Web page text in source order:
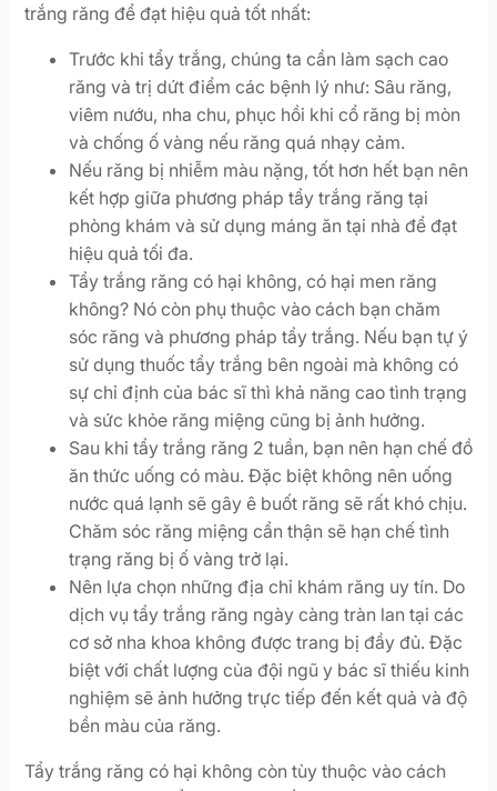
trắng răng để đạt hiệu quả tốt nhất:
Trước khi tẩy trắng, chúng ta cần làm sạch cao
răng và trị dứt điểm các bệnh lý như: Sâu răng,
viêm nướu, nha chu, phục hồi khi cổ răng bị mòn
và chống ố vàng nếu răng quá nhạy cảm.
Nếu răng bị nhiễm màu nặng, tốt hơn hết bạn nên
kết hợp giữa phương pháp tẩy trắng răng tại
phòng khám và sử dụng máng ăn tại nhà để đạt
hiệu quả tối đa.
Tẩy trắng răng có hại không, có hại men răng
không? Nó còn phụ thuộc vào cách bạn chăm
sóc răng và phương pháp tẩy trắng. Nếu bạn tự ý
sử dụng thuốc tẩy trắng bên ngoài mà không có
sự chỉ định của bác sĩ thì khả năng cao tình trạng
và sức khỏe răng miệng cũng bị ảnh hưởng.
Sau khi tẩy trắng răng 2 tuần, bạn nên hạn chế đồ
ăn thức uống có màu. Đặc biệt không nên uống
nước quá lạnh sẽ gây ê buốt răng sẽ rất khó chịu.
Chăm sóc răng miệng cẩn thận sẽ hạn chế tình
trạng răng bị ố vàng trở lại.
Nên lựa chọn những địa chỉ khám răng uy tín. Do
dịch vụ tẩy trắng răng ngày càng tràn lan tại các
cơ sở nha khoa không được trang bị đầy đủ. Đặc
biệt với chất lượng của đội ngũ y bác sĩ thiếu kinh
nghiệm sẽ ảnh hưởng trực tiếp đến kết quả và độ
bền màu của răng.
Tẩy trắng răng có hại không còn tùy thuộc vào cách